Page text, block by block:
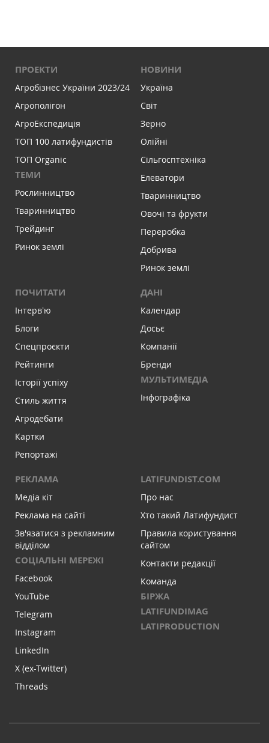
ПРОЕКТИ
Агробізнес України 2023/24
Агрополігон
АгроЕкспедиція
ТОП 100 латифундистів
ТОП Organic
ТЕМИ
Рослинництво
Тваринництво
Трейдинг
Ринок землі
НОВИНИ
Україна
Світ
Зерно
Олійні
Сільгосптехніка
Елеватори
Тваринництво
Овочі та фрукти
Переробка
Добрива
Ринок землі
ПОЧИТАТИ
Інтервʼю
Блоги
Спецпроєкти
Рейтинги
Історії успіху
Стиль життя
Агродебати
Картки
Репортажі
ДАНІ
Календар
Досьє
Компанії
Бренди
МУЛЬТИМЕДІА
Інфографіка
РЕКЛАМА
Медіа кіт
Реклама на сайті
Зв'язатися з рекламним
відділом
СОЦІАЛЬНІ МЕРЕЖІ
Facebook
YouTube
Telegram
Instagram
LinkedIn
X (ex-Twitter)
Threads
LATIFUNDIST.COM
Про нас
Хто такий Латифундист
Правила користування
сайтом
Контакти редакції
Команда
БІРЖА
LATIFUNDIMAG
LATIPRODUCTION